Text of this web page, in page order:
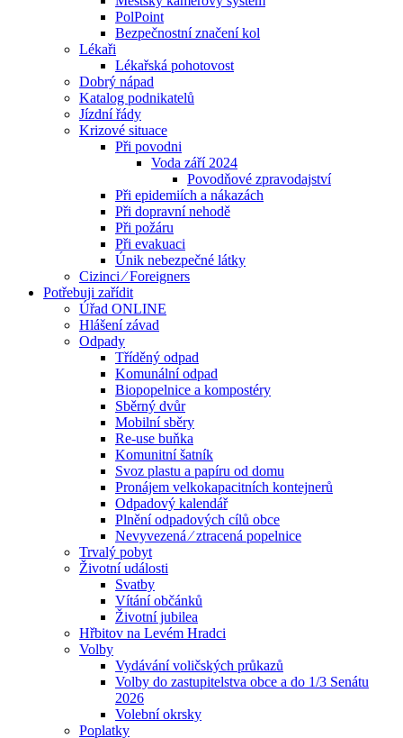
PolPoint
Bezpečnostní značení kol
Lékaři
Lékařská pohotovost
Dobrý nápad
Katalog podnikatelů
Jízdní řády
Krizové situace
Při povodni
Voda září 2024
Povodňové zpravodajství
Při epidemiích a nákazách
Při dopravní nehodě
Při požáru
Při evakuaci
Únik nebezpečné látky
Cizinci ⁄ Foreigners
Potřebuji zařídit
Úřad ONLINE
Hlášení závad
Odpady
Tříděný odpad
Komunální odpad
Biopopelnice a kompostéry
Sběrný dvůr
Mobilní sběry
Re-use buňka
Komunitní šatník
Svoz plastu a papíru od domu
Pronájem velkokapacitních kontejnerů
Odpadový kalendář
Plnění odpadových cílů obce
Nevyvezená ⁄ ztracená popelnice
Trvalý pobyt
Životní události
Svatby
Vítání občánků
Životní jubilea
Hřbitov na Levém Hradci
Volby
Vydávání voličských průkazů
Volby do zastupitelstva obce a do 1/3 Senátu
2026
Volební okrsky
Poplatky